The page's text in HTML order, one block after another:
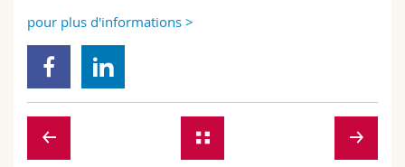
pour plus d'informations >